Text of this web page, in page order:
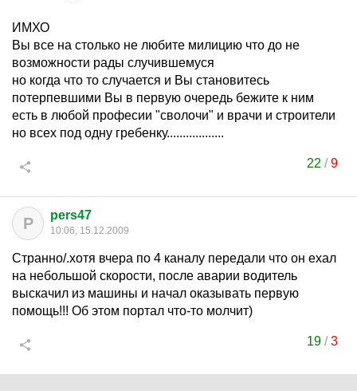
ИМХО
Вы все на столько не любите милицию что до не
возможности рады случившемуся
но когда что то случается и Вы становитесь
потерпевшими Вы в первую очередь бежите к ним
есть в любой професии "сволочи" и врачи и строители
но всех под одну гребенку..................
22 /9
P pers47
10:06, 15.12.2009
Странно/.хотя вчера по 4 каналу передали что он ехал
на небольшой скорости, после аварии водитель
выскачил из машины и начал оказывать первую
помощь!!! Об этом портал что-то молчит)
19 /3